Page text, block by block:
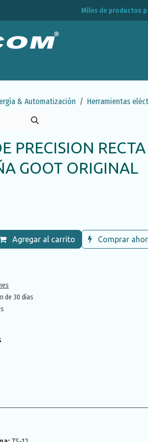
Miles de productos
& Automatización Herramientas
PRECISION RECTA
GOOT ORIGINAL
Agregar al carrito Comprar
de 30 días